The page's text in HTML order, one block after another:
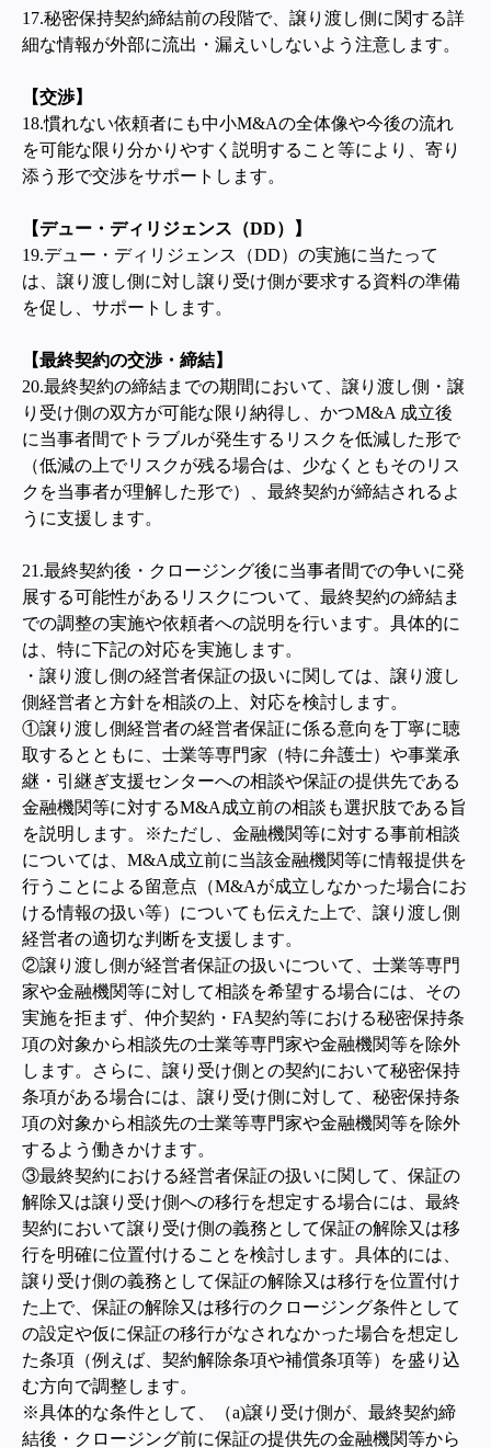
17.秘密保持契約締結前の段階で、譲り渡し側に関する詳
細な情報が外部に流出・漏えいしないよう注意します。
【交渉】
18.慣れない依頼者にも中小M&Aの全体像や今後の流れ
を可能な限り分かりやすく説明すること等により、寄り
添う形で交渉をサポートします。
【デュー・ディリジェンス（DD）】
19.デュー・ディリジェンス（DD）の実施に当たって
は、譲り渡し側に対し譲り受け側が要求する資料の準備
を促し、サポートします。
【最終契約の交渉・締結】
20.最終契約の締結までの期間において、譲り渡し側・譲
り受け側の双方が可能な限り納得し、かつM&A 成立後
に当事者間でトラブルが発生するリスクを低減した形で
（低減の上でリスクが残る場合は、少なくともそのリス
クを当事者が理解した形で）、最終契約が締結されるよ
うに支援します。
21.最終契約後・クロージング後に当事者間での争いに発
展する可能性があるリスクについて、最終契約の締結ま
での調整の実施や依頼者への説明を行います。具体的に
は、特に下記の対応を実施します。
・譲り渡し側の経営者保証の扱いに関しては、譲り渡し
側経営者と方針を相談の上、対応を検討します。
①譲り渡し側経営者の経営者保証に係る意向を丁寧に聴
取するとともに、士業等専門家（特に弁護士）や事業承
継・引継ぎ支援センターへの相談や保証の提供先である
金融機関等に対するM&A成立前の相談も選択肢である旨
を説明します。
※ただし、金融機関等に対する事前相談
については、M&A成立前に当該金融機関等に情報提供を
行うことによる留意点（M&Aが成立しなかった場合にお
ける情報の扱い等）についても伝えた上で、譲り渡し側
経営者の適切な判断を支援します。
②譲り渡し側が経営者保証の扱いについて、士業等専門
家や金融機関等に対して相談を希望する場合には、その
実施を拒まず、仲介契約・FA契約等における秘密保持条
項の対象から相談先の士業等専門家や金融機関等を除外
します。さらに、譲り受け側との契約において秘密保持
条項がある場合には、譲り受け側に対して、秘密保持条
項の対象から相談先の士業等専門家や金融機関等を除外
するよう働きかけます。
③最終契約における経営者保証の扱いに関して、保証の
解除又は譲り受け側への移行を想定する場合には、最終
契約において譲り受け側の義務として保証の解除又は移
行を明確に位置付けることを検討します。具体的には、
譲り受け側の義務として保証の解除又は移行を位置付け
た上で、保証の解除又は移行のクロージング条件として
の設定や仮に保証の移行がなされなかった場合を想定し
た条項（例えば、契約解除条項や補償条項等）を盛り込
む方向で調整します。
※具体的な条件として、（a)譲り受け側が、最終契約締
結後・クロージング前に保証の提供先の金融機関等から